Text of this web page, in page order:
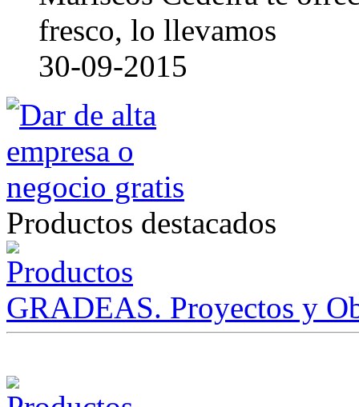
fresco, lo llevamos
30-09-2015
Productos destacados
GRADEAS. Proyectos y